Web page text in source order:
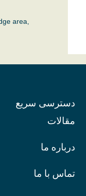
area,
دسترسی سریع
مقالات
درباره ما
تماس با ما